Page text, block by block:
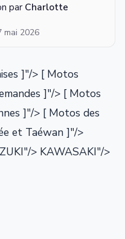
par Charlotte
mai 2026
]"/> [ Motos
]"/> [ Motos
]"/> [ Motos des
et Taéwan ]"/>
> KAWASAKI"/>